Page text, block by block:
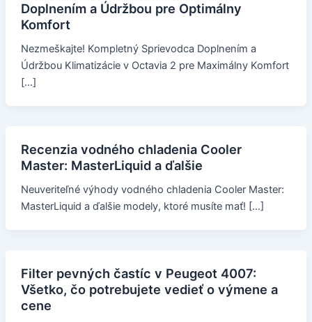
Doplnením a Údržbou pre Optimálny
Komfort
Nezmeškajte! Kompletný Sprievodca Doplnením a
Údržbou Klimatizácie v Octavia 2 pre Maximálny Komfort
[…]
Recenzia vodného chladenia Cooler
Master: MasterLiquid a ďalšie
Neuveriteľné výhody vodného chladenia Cooler Master:
MasterLiquid a ďalšie modely, ktoré musíte mať! […]
Filter pevných častíc v Peugeot 4007:
Všetko, čo potrebujete vedieť o výmene a
cene